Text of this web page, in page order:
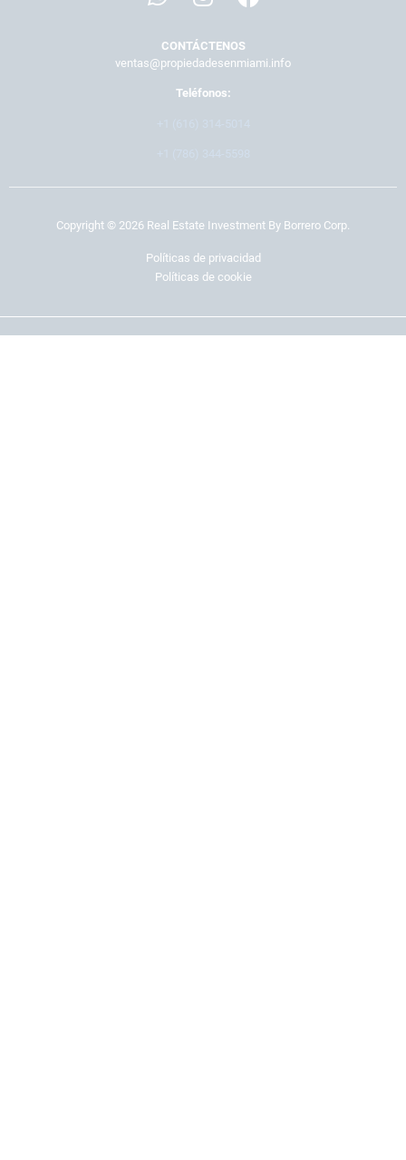
CONTÁCTENOS
ventas@propiedadesenmiami.info
Teléfonos:
Copyright © 2026 Real Estate Investment By Borrero Corp.
Políticas de privacidad
Políticas de cookie